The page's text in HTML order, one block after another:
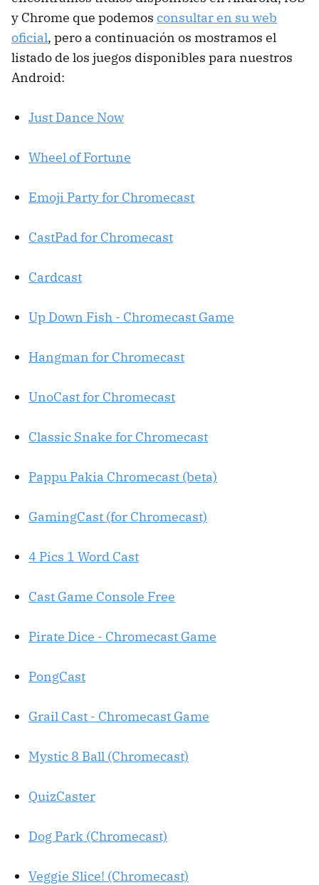
y Chrome que podemos consultar en su web
oficial, pero a continuación os mostramos el
listado de los juegos disponibles para nuestros
Android:
Just Dance Now
Wheel of Fortune
Emoji Party for Chromecast
CastPad for Chromecast
Cardcast
Up Down Fish - Chromecast Game
Hangman for Chromecast
UnoCast for Chromecast
Classic Snake for Chromecast
Pappu Pakia Chromecast (beta)
GamingCast (for Chromecast)
4 Pics 1 Word Cast
Cast Game Console Free
Pirate Dice - Chromecast Game
PongCast
Grail Cast - Chromecast Game
Mystic 8 Ball (Chromecast)
QuizCaster
Dog Park (Chromecast)
Veggie Slice! (Chromecast)